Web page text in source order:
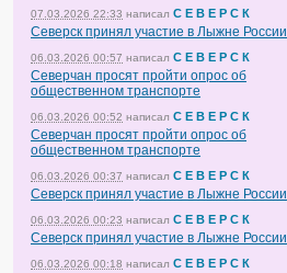
07.03.2026 22:33 написал С Е В Е Р С К
Северск принял участие в Лыжне России
06.03.2026 00:57 написал С Е В Е Р С К
Северчан просят пройти опрос об
общественном транспорте
06.03.2026 00:52 написал С Е В Е Р С К
Северчан просят пройти опрос об
общественном транспорте
06.03.2026 00:37 написал С Е В Е Р С К
Северск принял участие в Лыжне России
06.03.2026 00:23 написал С Е В Е Р С К
Северск принял участие в Лыжне России
06.03.2026 00:18 написал С Е В Е Р С К